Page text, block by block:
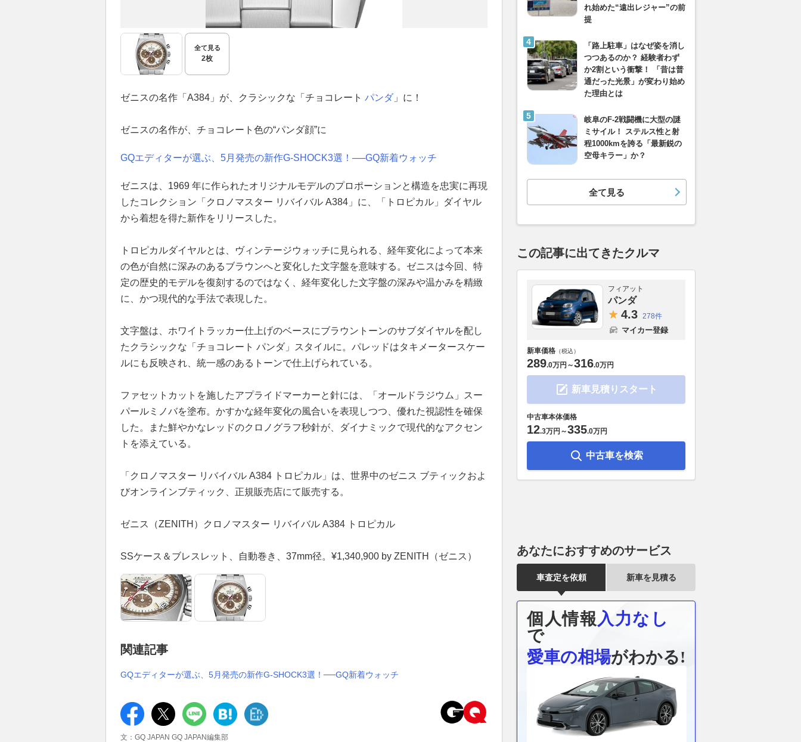
全て見る
2枚
ゼニスの名作「A384」が、クラシックな「チョコレート パンダ 」に！
ゼニスの名作が、チョコレート色の“パンダ顔”に
GQエディターが選ぶ、5月発売の新作G-SHOCK3選！──GQ新着ウォッチ
ゼニスは、1969 年に作られたオリジナルモデルのプロポーションと構造を忠実に再現
したコレクション「クロノマスター リバイバル A384」に、「トロピカル」ダイヤル
から着想を得た新作をリリースした。
トロピカルダイヤルとは、ヴィンテージウォッチに見られる、経年変化によって本来
の色が自然に深みのあるブラウンへと変化した文字盤を意味する。ゼニスは今回、特
定の歴史的モデルを復刻するのではなく、経年変化した文字盤の深みや温かみを精緻
に、かつ現代的な手法で表現した。
文字盤は、ホワイトラッカー仕上げのベースにブラウントーンのサブダイヤルを配し
たクラシックな「チョコレート パンダ」スタイルに。パレッドはタキメータースケー
ルにも反映され、統一感のあるトーンで仕上げられている。
ファセットカットを施したアプライドマーカーと針には、「オールドラジウム」スー
パールミノバを塗布。かすかな経年変化の風合いを表現しつつ、優れた視認性を確保
した。また鮮やかなレッドのクロノグラフ秒針が、ダイナミックで現代的なアクセン
トを添えている。
「クロノマスター リバイバル A384 トロピカル」は、世界中のゼニス ブティックおよ
びオンラインブティック、正規販売店にて販売する。
ゼニス（ZENITH）クロノマスター リバイバル A384 トロピカル
SSケース＆ブレスレット、自動巻き、37mm径。¥1,340,900 by ZENITH（ゼニス）
関連記事
GQエディターが選ぶ、5月発売の新作G-SHOCK3選！──GQ新着ウォッチ
文：GQ JAPAN GQ JAPAN編集部
れ始めた“遠出レジャー”の前
提
「路上駐車」はなぜ姿を消し
つつあるのか？ 経験者わず
か2割という衝撃！ 「昔は普
通だった光景」が変わり始め
た理由とは
岐阜のF-2戦闘機に大型の謎
ミサイル！ ステルス性と射
程1000kmを誇る「最新鋭の
空母キラー」か？
全て見る
この記事に出てきたクルマ
フィアット
パンダ
4.3 278件
マイカー登録
新車価格 （税込）
289.0万円 ～316.0万円
新車見積りスタート
中古車本体価格
12.3万円 ～335.0万円
中古車を検索
あなたにおすすめのサービス
車査定を依頼 新車を見積る
個人情報 入力なし
で
愛車の相場がわかる!